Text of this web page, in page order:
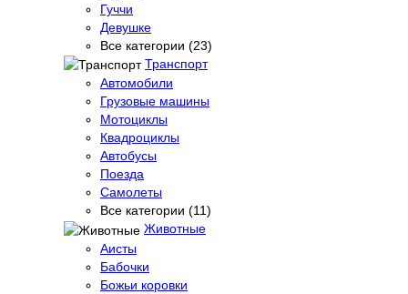
Гуччи
Девушке
Все категории (23)
Транспорт
Автомобили
Грузовые машины
Мотоциклы
Квадроциклы
Автобусы
Поезда
Самолеты
Все категории (11)
Животные
Аисты
Бабочки
Божьи коровки